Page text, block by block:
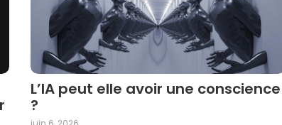
L’IA peut elle avoir une conscience
?